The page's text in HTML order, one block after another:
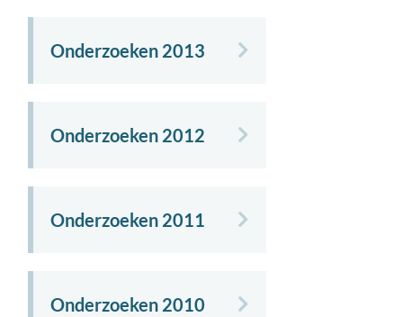
Onderzoeken 2013
Onderzoeken 2012
Onderzoeken 2011
Onderzoeken 2010